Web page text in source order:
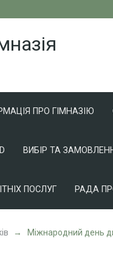
ПРО ГІМНАЗІЮ
ВИБІР ТА
ПОСЛУГ РАДА
→ Міжнародний день